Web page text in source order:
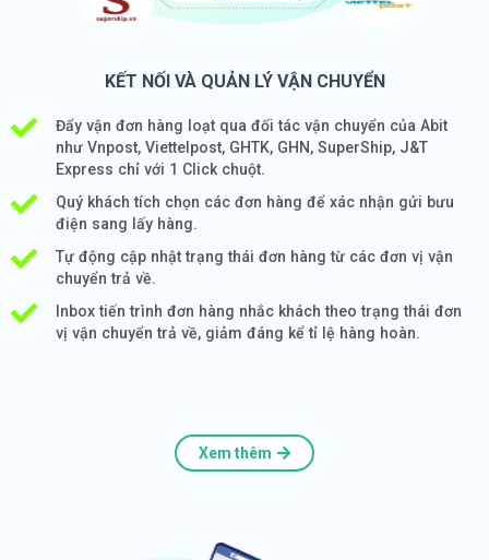
KẾT NỐI VÀ QUẢN LÝ VẬN CHUYỂN
Đẩy vận đơn hàng loạt qua đối tác vận chuyển của Abit
như Vnpost, Viettelpost, GHTK, GHN, SuperShip, J&T
Express chỉ với 1 Click chuột.
Quý khách tích chọn các đơn hàng để xác nhận gửi bưu
điện sang lấy hàng.
Tự động cập nhật trạng thái đơn hàng từ các đơn vị vận
chuyển trả về.
Inbox tiến trình đơn hàng nhắc khách theo trạng thái đơn
vị vận chuyển trả về, giảm đáng kể tỉ lệ hàng hoàn.
Xem thêm